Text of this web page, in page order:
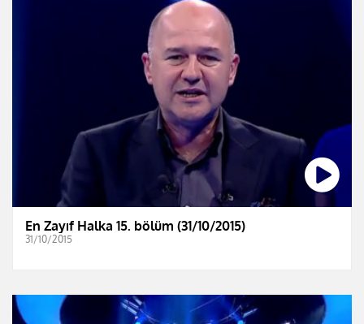
En Zayıf Halka 15. bölüm (31/10/2015)
31/10/2015